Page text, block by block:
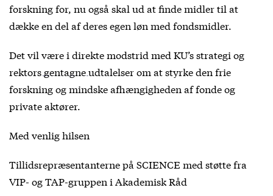
forskning for, nu også skal ud at finde midler til at
dække en del af deres egen løn med fondsmidler.
Det vil være i direkte modstrid med KU’s strategi og
rektors gentagne udtalelserom at styrke den frie
forskning og mindske afhængigheden af fonde og
private aktører.
Med venlig hilsen
Tillidsrepræsentanterne på SCIENCE med støtte fra
VIP- og TAP-gruppen i Akademisk Råd